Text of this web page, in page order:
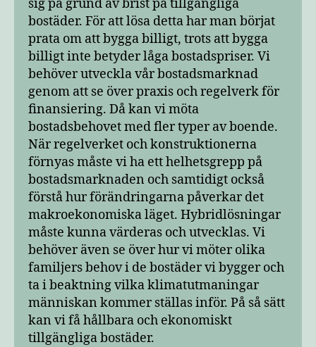
sig på grund av brist på tillgängliga
bostäder. För att lösa detta har man börjat
prata om att bygga billigt, trots att bygga
billigt inte betyder låga bostadspriser. Vi
behöver utveckla vår bostadsmarknad
genom att se över praxis och regelverk för
finansiering. Då kan vi möta
bostadsbehovet med fler typer av boende.
När regelverket och konstruktionerna
förnyas måste vi ha ett helhetsgrepp på
bostadsmarknaden och samtidigt också
förstå hur förändringarna påverkar det
makroekonomiska läget. Hybridlösningar
måste kunna värderas och utvecklas. Vi
behöver även se över hur vi möter olika
familjers behov i de bostäder vi bygger och
ta i beaktning vilka klimatutmaningar
människan kommer ställas inför. På så sätt
kan vi få hållbara och ekonomiskt
tillgängliga bostäder.